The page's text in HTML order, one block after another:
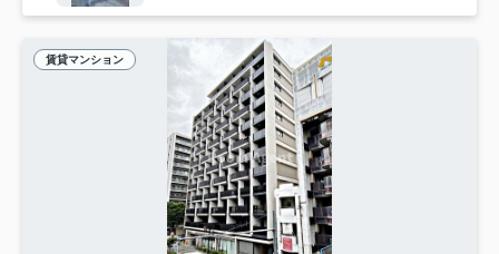
賃貸マンション